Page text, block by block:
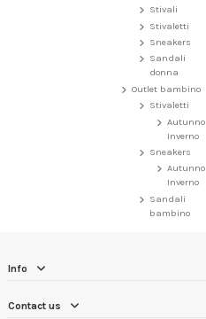
Stivali
Stivaletti
Sneakers
Sandali
donna
Outlet bambino
Stivaletti
Autunno
Inverno
Sneakers
Autunno
Inverno
Sandali
bambino
Info
Contact us